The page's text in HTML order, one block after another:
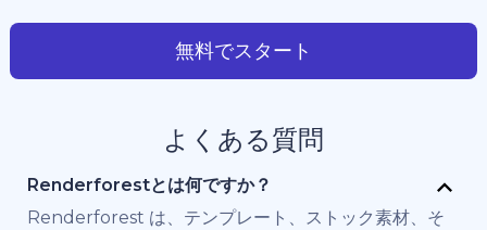
無料でスタート
よくある質問
Renderforestとは何ですか？
Renderforest は、テンプレート、ストック素材、そ